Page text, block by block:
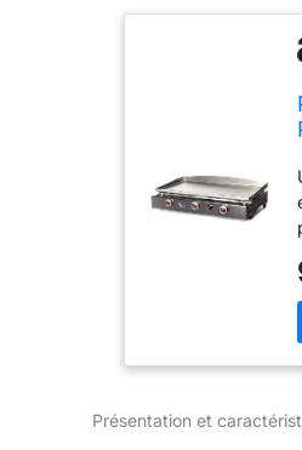
Présentation et